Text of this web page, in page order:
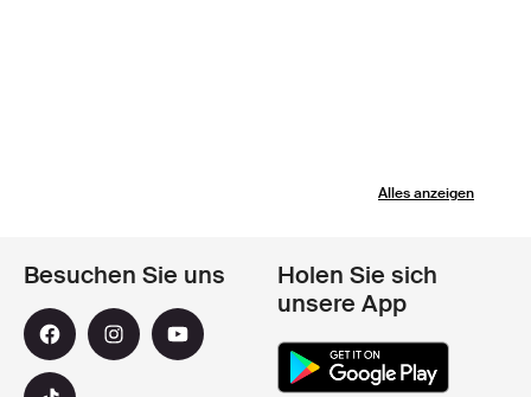
Alles anzeigen
Besuchen Sie uns
Holen Sie sich
unsere App